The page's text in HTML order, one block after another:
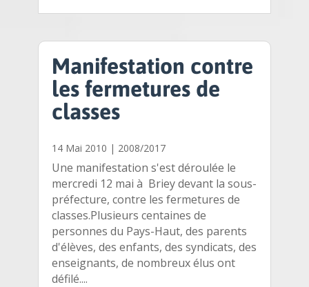
Manifestation contre
les fermetures de
classes
14 Mai 2010 | 2008/2017
Une manifestation s'est déroulée le
mercredi 12 mai à Briey devant la sous-
préfecture, contre les fermetures de
classes.Plusieurs centaines de
personnes du Pays-Haut, des parents
d'élèves, des enfants, des syndicats, des
enseignants, de nombreux élus ont
défilé....